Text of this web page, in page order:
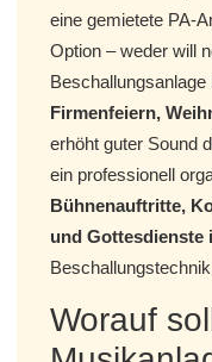
eine gemietete PA-
Option – weder will
Firmenfeiern,
erhöht guter Sound
ein professionell
Bühnenauftritte,
und Gottesdienste
Worauf